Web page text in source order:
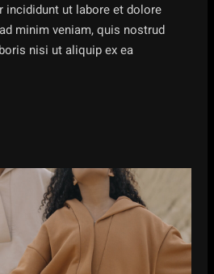
incididunt ut labore et dolore
minim veniam, quis nostrud
nisi ut aliquip ex ea